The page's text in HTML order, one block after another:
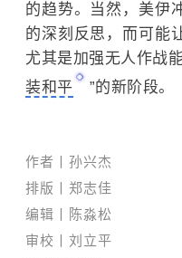
的趋势。当然，美伊
的深刻反思，而可能
尤其是加强无人作战
装和平
”的新阶段。
作者丨孙兴杰
排版丨郑志佳
编辑丨陈淼松
审校丨刘立平